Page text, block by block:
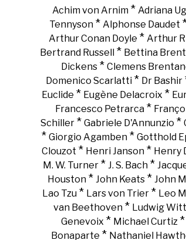
Achim von Arnim* Adriana
Tennyson * Alphonse Daudet
Arthur Conan Doyle * Arthur
Bertrand Russell
* Bettina
Dickens * Clemens
Domenico Scarlatti * Dr Bashir
Euclide * Eugène Delacroix *
Francesco Petrarca *
Schiller * Gabriele D'Annunzio *
* Giorgio Agamben * Gotthold
Clouzot * Henri Janson* Henry
M. W. Turner * J. S. Bach *
Houston* John Keats* John
Lao Tzu* Lars von Trier* Leo
van Beethoven* Ludwig
Genevoix * Michael Curtiz*
Bonaparte * Nathaniel